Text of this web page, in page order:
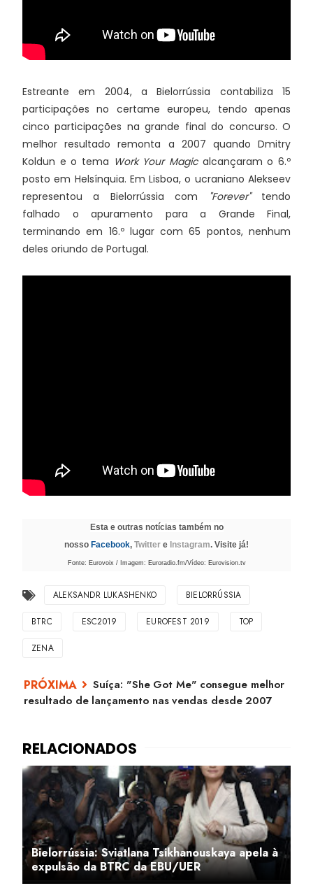
Estreante em 2004, a Bielorrússia contabiliza 15
participações no certame europeu, tendo apenas
cinco participações na grande final do concurso. O
melhor resultado remonta a 2007 quando Dmitry
Koldun e o tema Work Your Magicalcançaram o 6.º
posto em Helsínquia. Em Lisboa, o ucraniano Alekseev
representou a Bielorrússia com
"Forever"tendo
falhado o apuramento para a Grande Final,
terminando em 16.º lugar com 65 pontos, nenhum
deles oriundo de Portugal.
Esta e outras notícias também no
nosso Facebook, Twitter e Instagram. Visite já!
Fonte: Eurovoix / Imagem: Euroradio.fm/Vídeo: Eurovision.tv
ALEKSANDR LUKASHENKO BIELORRÚSSIA
BTRC ESC2019 EUROFEST 2019 TOP
ZENA
Suíça: "She Got Me" consegue melhor
resultado de lançamento nas vendas desde 2007
Bielorrússia: Sviatlana Tsikhanouskaya apela à
expulsão da BTRC da EBU/UER